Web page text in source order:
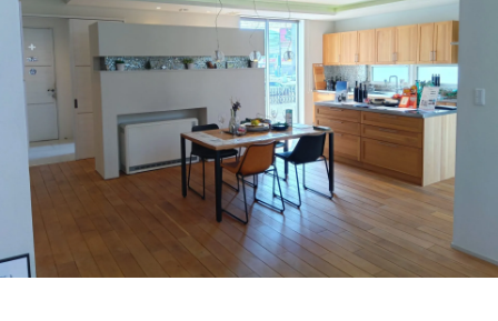
ご利用者の声・実例
お役立ち情報
公式SNSをチェック
YOUTUBE Instagram